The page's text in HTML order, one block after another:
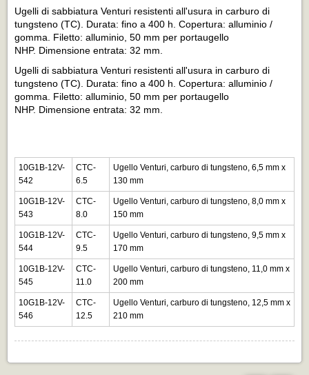
Ugelli di sabbiatura Venturi resistenti all'usura in carburo di
tungsteno (TC). Durata: fino a 400 h. Copertura: alluminio /
gomma. Filetto: alluminio, 50 mm per portaugello
NHP. Dimensione entrata: 32 mm.
Ugelli di sabbiatura Venturi resistenti all'usura in carburo di
tungsteno (TC). Durata: fino a 400 h. Copertura: alluminio /
gomma. Filetto: alluminio, 50 mm per portaugello
NHP. Dimensione entrata: 32 mm.
10G1B-12V-
542
CTC-
6.5
Ugello Venturi, carburo di tungsteno, 6,5 mm x
130 mm
10G1B-12V-
543
CTC-
8.0
Ugello Venturi, carburo di tungsteno, 8,0 mm x
150 mm
10G1B-12V-
544
CTC-
9.5
Ugello Venturi, carburo di tungsteno, 9,5 mm x
170 mm
10G1B-12V-
545
CTC-
11.0
Ugello Venturi, carburo di tungsteno, 11,0 mm x
200 mm
10G1B-12V-
546
CTC-
12.5
Ugello Venturi, carburo di tungsteno, 12,5 mm x
210 mm